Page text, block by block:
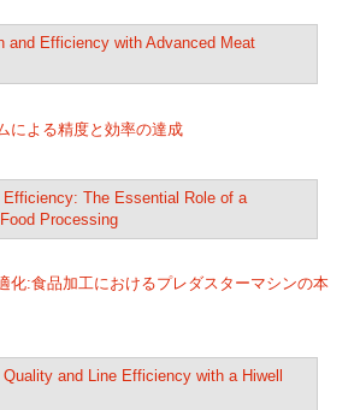
による精度と効率の達成
化:食品加工におけるプレダスターマシンの本